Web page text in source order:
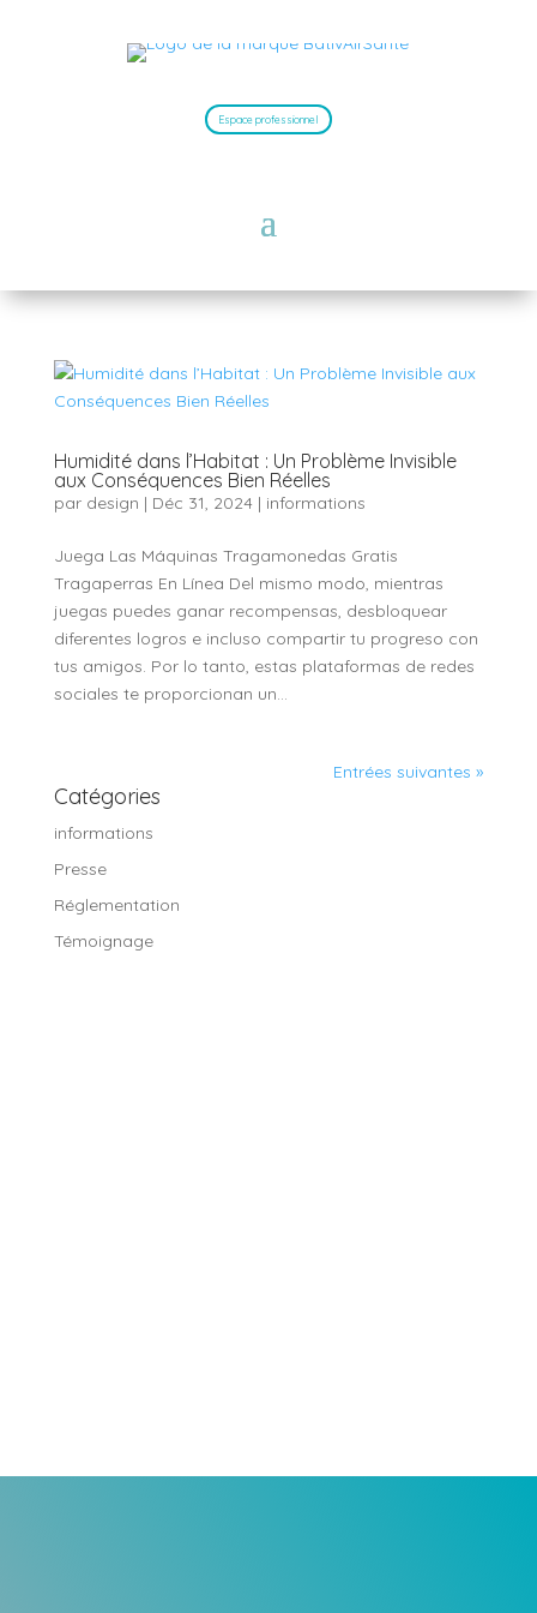
Espace professionnel
Humidité dans l’Habitat : Un Problème Invisible
aux Conséquences Bien Réelles
par design | Déc 31, 2024 | informations
Juega Las Máquinas Tragamonedas Gratis
Tragaperras En Línea Del mismo modo, mientras
juegas puedes ganar recompensas, desbloquear
diferentes logros e incluso compartir tu progreso con
tus amigos. Por lo tanto, estas plataformas de redes
sociales te proporcionan un...
Entrées suivantes »
Catégories
informations
Presse
Réglementation
Témoignage